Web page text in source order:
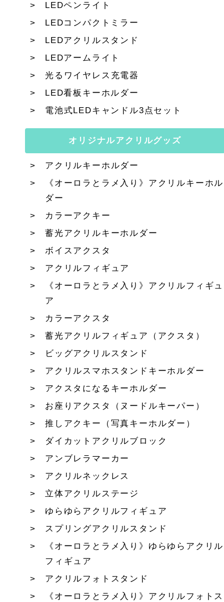
LEDペンライト
LEDコンパクトミラー
LEDアクリルスタンド
LEDアームライト
光るワイヤレス充電器
LED看板キーホルダー
電池式LEDキャンドル3点セット
オリジナルアクリルグッズ
アクリルキーホルダー
《オーロラとラメ入り》アクリルキーホル
ダー
カラーアクキー
蓄光アクリルキーホルダー
ボイスアクスタ
アクリルフィギュア
《オーロラとラメ入り》アクリルフィギュ
ア
カラーアクスタ
蓄光アクリルフィギュア（アクスタ）
ビッグアクリルスタンド
アクリルスマホスタンドキーホルダー
アクスタになるキーホルダー
お座りアクスタ（ヌードルキーパー）
推しアクキー（写真キーホルダー）
ダイカットアクリルブロック
アンブレラマーカー
アクリルネックレス
立体アクリルステージ
ゆらゆらアクリルフィギュア
スプリングアクリルスタンド
《オーロラとラメ入り》ゆらゆらアクリル
フィギュア
アクリルフォトスタンド
《オーロラとラメ入り》アクリルフォトス